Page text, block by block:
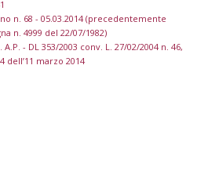
n. 68 - 05.03.2014 (precedentemente
n. 4999 del 22/07/1982)
- DL 353/2003 conv. L. 27/02/2004 n. 46,
dell’11 marzo 2014